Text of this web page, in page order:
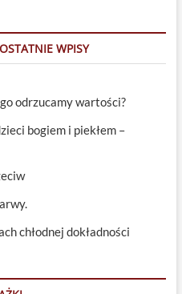
OSTATNIE WPISY
odrzucamy wartości?
bogiem i piekłem –
chłodnej dokładności